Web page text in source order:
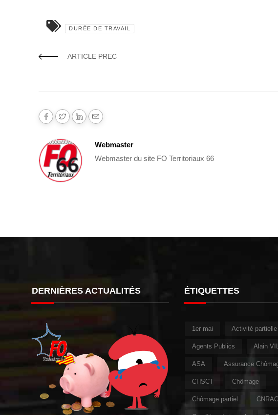
DURÉE DE TRAVAIL
ARTICLE PREC
Webmaster
Webmaster du site FO Territoriaux 66
DERNIÈRES ACTUALITÉS ÉTIQUETTES
1er mai Activité partielle
Agents Publics Alain
ASA Assurance
CHSCT Chômage
Chômage partiel